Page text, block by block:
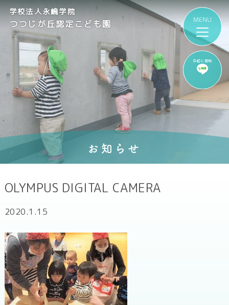
気軽に質問
学校法人永嶋学院
つつじが丘認定こども園
お知らせ
OLYMPUS DIGITAL CAMERA
2020.1.15